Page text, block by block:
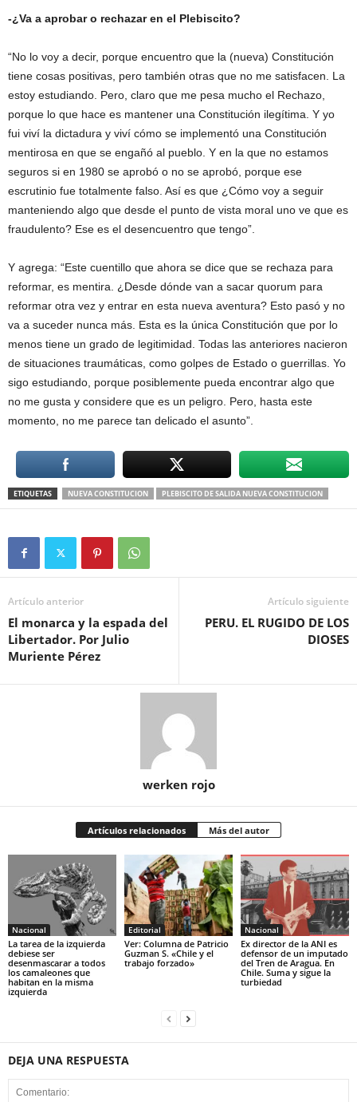
-¿Va a aprobar o rechazar en el Plebiscito?
“No lo voy a decir, porque encuentro que la (nueva) Constitución
tiene cosas positivas, pero también otras que no me satisfacen. La
estoy estudiando. Pero, claro que me pesa mucho el Rechazo,
porque lo que hace es mantener una Constitución ilegítima. Y yo
fui viví la dictadura y viví cómo se implementó una Constitución
mentirosa en que se engañó al pueblo. Y en la que no estamos
seguros si en 1980 se aprobó o no se aprobó, porque ese
escrutinio fue totalmente falso. Así es que ¿Cómo voy a seguir
manteniendo algo que desde el punto de vista moral uno ve que es
fraudulento? Ese es el desencuentro que tengo”.
Y agrega: “Este cuentillo que ahora se dice que se rechaza para
reformar, es mentira. ¿Desde dónde van a sacar quorum para
reformar otra vez y entrar en esta nueva aventura? Esto pasó y no
va a suceder nunca más. Esta es la única Constitución que por lo
menos tiene un grado de legitimidad. Todas las anteriores nacieron
de situaciones traumáticas, como golpes de Estado o guerrillas. Yo
sigo estudiando, porque posiblemente pueda encontrar algo que
no me gusta y considere que es un peligro. Pero, hasta este
momento, no me parece tan delicado el asunto”.
ETIQUETAS NUEVA CONSTITUCION PLEBISCITO DE SALIDA NUEVA CONSTITUCION
Artículo anterior
El monarca y la espada del
Libertador. Por Julio
Muriente Pérez
Artículo siguiente
PERU. EL RUGIDO DE LOS
DIOSES
werken rojo
Artículos relacionados Más del autor
Nacional
La tarea de la izquierda
debiese ser
desenmascarar a todos
los camaleones que
habitan en la misma
izquierda
Editorial
Ver: Columna de Patricio
Guzman S. «Chile y el
trabajo forzado»
Nacional
Ex director de la ANI es
defensor de un imputado
del Tren de Aragua. En
Chile. Suma y sigue la
turbiedad
DEJA UNA RESPUESTA